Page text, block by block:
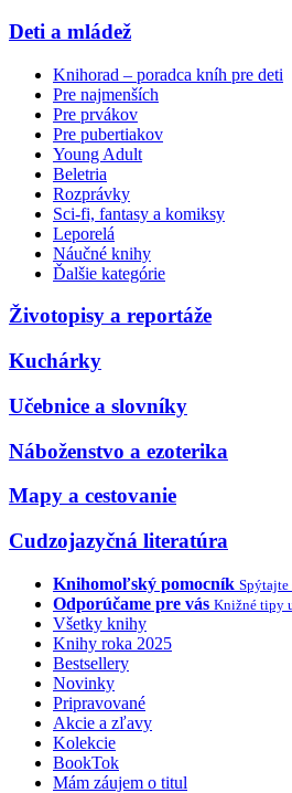
Deti a mládež
Knihorad – poradca kníh pre deti
Pre najmenších
Pre prvákov
Pre pubertiakov
Young Adult
Beletria
Rozprávky
Sci-fi, fantasy a komiksy
Leporelá
Náučné knihy
Ďalšie kategórie
Životopisy a reportáže
Kuchárky
Učebnice a slovníky
Náboženstvo a ezoterika
Mapy a cestovanie
Cudzojazyčná literatúra
Knihomoľský pomocník Spýtajte
Odporúčame pre vás Knižné tipy
Všetky knihy
Knihy roka 2025
Bestsellery
Novinky
Pripravované
Akcie a zľavy
Kolekcie
BookTok
Mám záujem o titul